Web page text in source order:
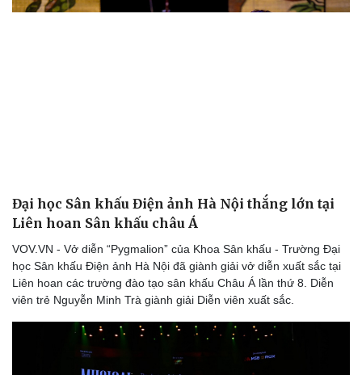
Văn hóa
Sân khấu - Điện ảnh
Di sản
Giải trí
Nghệ sĩ
Thời trang
Đại học Sân khấu Điện ảnh Hà Nội thắng lớn tại
Liên hoan Sân khấu châu Á
VOV.VN - Vở diễn “Pygmalion” của Khoa Sân khấu - Trường Đại
học Sân khấu Điện ảnh Hà Nội đã giành giải vở diễn xuất sắc tại
Liên hoan các trường đào tạo sân khấu Châu Á lần thứ 8. Diễn
viên trẻ Nguyễn Minh Trà giành giải Diễn viên xuất sắc.